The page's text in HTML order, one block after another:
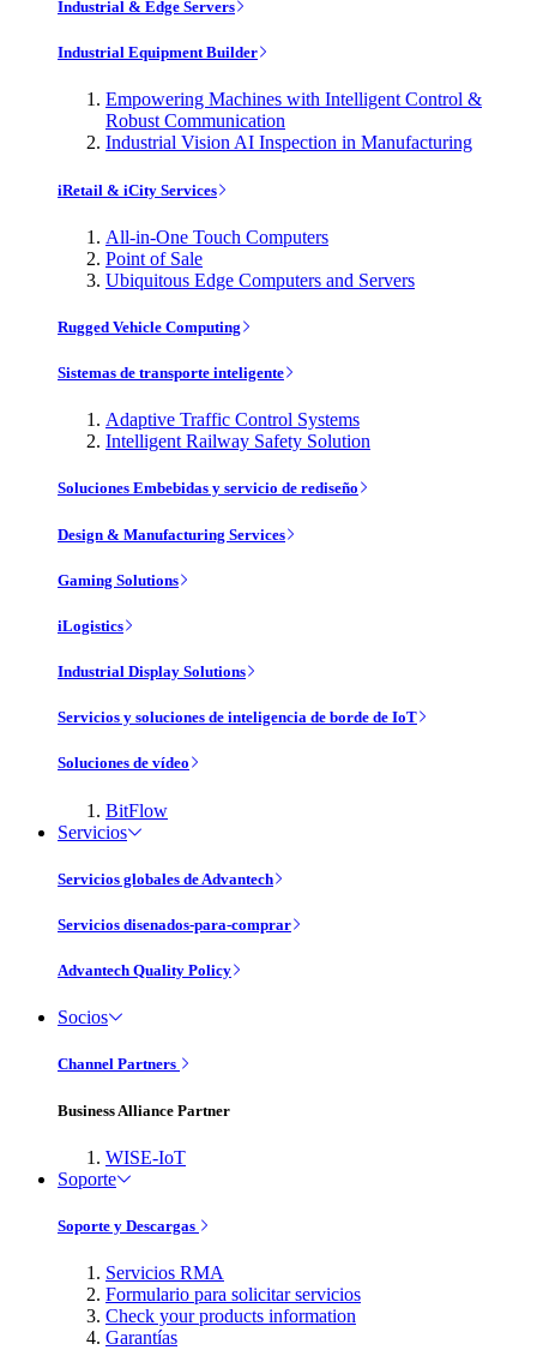
Industrial & Edge Servers
Industrial Equipment Builder
Empowering Machines with Intelligent Control &
Robust Communication
Industrial Vision AI Inspection in Manufacturing
iRetail & iCity Services
All-in-One Touch Computers
Point of Sale
Ubiquitous Edge Computers and Servers
Rugged Vehicle Computing
Sistemas de transporte inteligente
Adaptive Traffic Control Systems
Intelligent Railway Safety Solution
Soluciones Embebidas y servicio de rediseño
Design & Manufacturing Services
Gaming Solutions
iLogistics
Industrial Display Solutions
Servicios y soluciones de inteligencia de borde de IoT
Soluciones de vídeo
BitFlow
Servicios
Servicios globales de Advantech
Servicios disenados-para-comprar
Advantech Quality Policy
Socios
Channel Partners
Business Alliance Partner
WISE-IoT
Soporte
Soporte y Descargas
Servicios RMA
Formulario para solicitar servicios
Check your products information
Garantías